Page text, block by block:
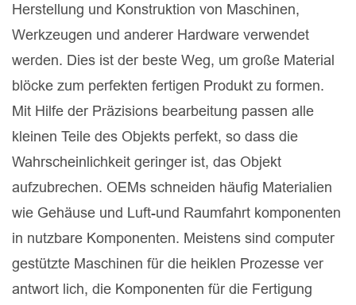
Herstellung und Konstruktion von Maschinen,
Werkzeugen und anderer Hardware verwendet
werden. Dies ist der beste Weg, um große Material
blöcke zum perfekten fertigen Produkt zu formen.
Mit Hilfe der Präzisions bearbeitung passen alle
kleinen Teile des Objekts perfekt, so dass die
Wahrscheinlichkeit geringer ist, das Objekt
aufzubrechen. OEMs schneiden häufig Materialien
wie Gehäuse und Luft-und Raumfahrt komponenten
in nutzbare Komponenten. Meistens sind computer
gestützte Maschinen für die heiklen Prozesse ver
antwort lich, die Komponenten für die Fertigung